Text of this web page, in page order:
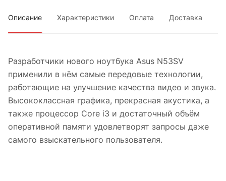
Описание Характеристики Оплата Доставка
Разработчики нового ноутбука Asus N53SV
применили в нём самые передовые технологии,
работающие на улучшение качества видео и звука.
Высококлассная графика, прекрасная акустика, а
также процессор Core i3 и достаточный объём
оперативной памяти удовлетворят запросы даже
самого взыскательного пользователя.